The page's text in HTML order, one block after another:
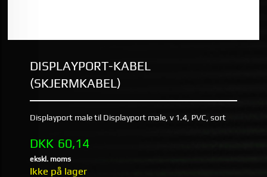
DISPLAYPORT-KABEL
(SKJERMKABEL)
Displayport male til Displayport male, v 1.4, PVC, sort
Pris
DKK 60,14
ekskl. moms
Ikke på lager